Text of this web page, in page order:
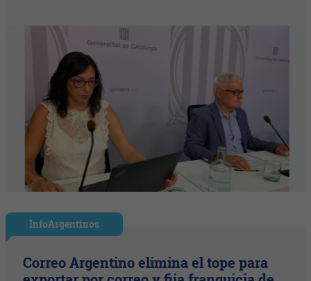
InfoArgentinos
Correo Argentino elimina el tope para